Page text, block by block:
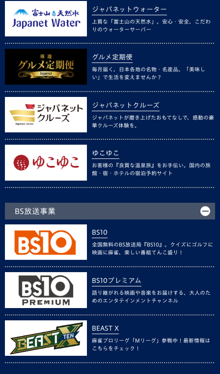
ジャパネットウォーター
上質な「富士山の天然水」。安心・安全、こだわ
りのウォーターサーバー
グルメ定期便
毎月届く、日本各地の名物・名産品。「美味し
い」で生活を変えませんか？
ジャパネットクルーズ
ジャパネットが磨き上げたおもてなしで、感動の豪
華クルーズ体験を。
ゆこゆこ
お客様の『良質な温泉旅』をお手伝い。国内の旅
館・宿・ホテルの宿泊予約サイト
BS放送事業
BS10
全国無料のBS放送局『BS10』。クイズにゴルフに
映画に麻雀、楽しい番組てんこ盛り！
BS10プレミアム
語り継がれる映画や音楽をお届けする、大人のた
めのエンタテインメントチャンネル
BEAST X
麻雀プロリーグ「Mリーグ」参戦中！最新情報は
こちらをチェック！